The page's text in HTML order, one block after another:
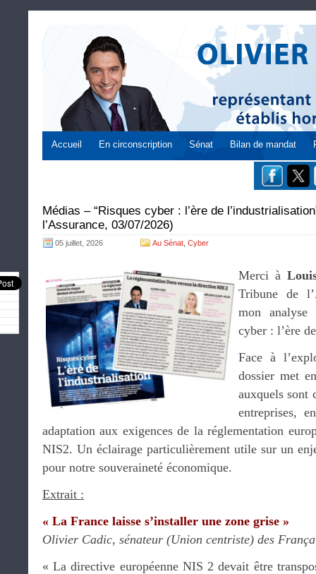
Accueil En circonscription Sénat Bilan de mandat
Médias – “Risques cyber : l’ère de
l’Assurance, 03/07/2026)
05 juillet, 2026 Au Sénat Cyber
Merci à
Tribune de
mon analyse
cyber : l’ère
Face à
dossier met
auxquels sont
entreprises,
adaptation aux exigences de la réglementation
NIS2. Un éclairage particulièrement utile sur un
pour notre souveraineté économique.
Extrait :
« La France laisse s’installer une zone grise »
Olivier Cadic, sénateur (Union centriste) des
« La directive européenne NIS 2 devait être